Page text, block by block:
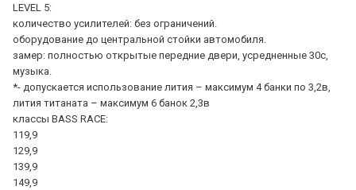
LEVEL 5:
количество усилителей: без ограничений.
оборудование до центральной стойки автомобиля.
замер: полностью открытые передние двери, усредненные 30с,
музыка.
*- допускается использование лития – максимум 4 банки по 3,2в,
лития титаната – максимум 6 банок 2,3в
классы BASS RACE:
119,9
129,9
139,9
149,9